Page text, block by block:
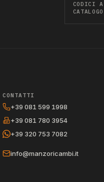
CODICI A
CATALOGO
CONTATTI
+39 081 599 1998
+39 081 780 3954
+39 320 753 7082
info@manzoricambi.it